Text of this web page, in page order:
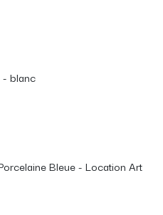
- blanc
Bleue - Location Art